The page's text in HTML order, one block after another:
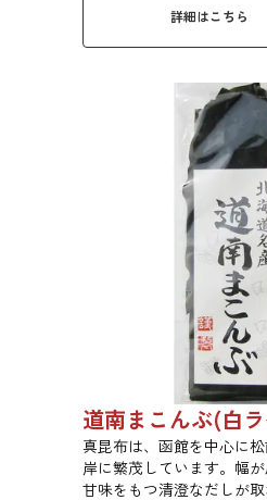
詳細はこちら
真昆布は、函館を中心に
岸に繁茂しています。幅
甘味をもつ清澄なだしが